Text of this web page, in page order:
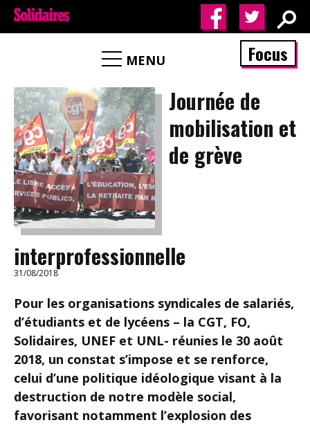
MENU Focus
Journée de
mobilisation et
de grève
interprofessionnelle
31/08/2018
Pour les organisations syndicales de salariés,
d’étudiants et de lycéens – la CGT, FO,
Solidaires, UNEF et UNL- réunies le 30 août
2018, un constat s’impose et se renforce,
celui d’une politique idéologique visant à la
destruction de notre modèle social,
favorisant notamment l’explosion des